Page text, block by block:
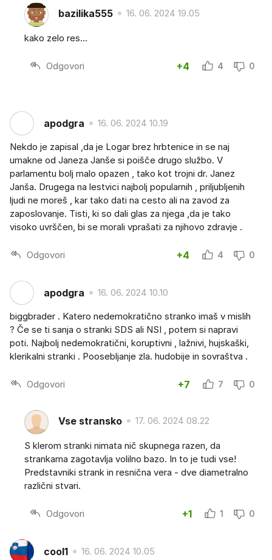
bazilika555 16. 06. 2024 19.05
kako zelo res...
Odgovori +4 4 0
apodgra 16. 06. 2024 10.19
Nekdo je zapisal ,da je Logar brez hrbtenice in se naj
umakne od Janeza Janše si poišče drugo službo. V
parlamentu bolj malo opazen , tako kot trojni dr. Janez
Janša. Drugega na lestvici najbolj popularnih , priljubljenih
ljudi ne moreš , kar tako dati na cesto ali na zavod za
zaposlovanje. Tisti, ki so dali glas za njega ,da je tako
visoko uvrščen, bi se morali vprašati za njihovo zdravje .
Odgovori +4 4 0
apodgra 16. 06. 2024 10.10
biggbrader . Katero nedemokratično stranko imaš v mislih
? Če se ti sanja o stranki SDS ali NSI , potem si napravi
poti. Najbolj nedemokratični, koruptivni , lažnivi, hujskaški,
klerikalni stranki . Poosebljanje zla. hudobije in sovraštva .
Odgovori +7 7 0
Vse stransko 17. 06. 2024 08.22
S klerom stranki nimata nič skupnega razen, da
strankama zagotavlja volilno bazo. In to je tudi vse!
Predstavniki strank in resnična vera - dve diametralno
različni stvari.
Odgovori +1 1 0
cool1 16. 06. 2024 10.05